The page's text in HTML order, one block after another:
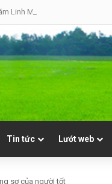
Linh Mục. Phần VII: ĐỜI LINH
Tin tức Lướt web
sợ của người tốt